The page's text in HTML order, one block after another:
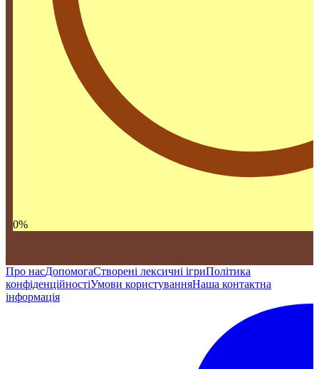
0%
Про насДопомогаСтворені лексичні ігриПолітика
конфіденційностіУмови користуванняНаша контактна
інформація